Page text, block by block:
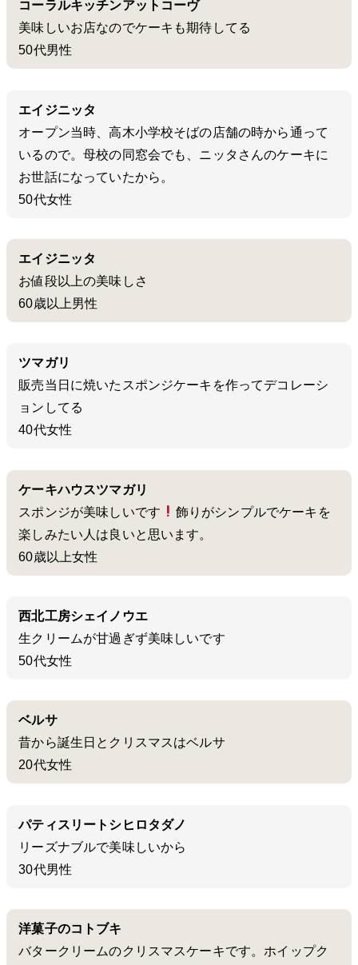
コーラルキッチンアットコーヴ
美味しいお店なのでケーキも期待してる
50代男性
エイジニッタ
オープン当時、高木小学校そばの店舗の時から通って
いるので。母校の同窓会でも、ニッタさんのケーキに
お世話になっていたから。
50代女性
エイジニッタ
お値段以上の美味しさ
60歳以上男性
ツマガリ
販売当日に焼いたスポンジケーキを作ってデコレーシ
ョンしてる
40代女性
ケーキハウスツマガリ
スポンジが美味しいです
飾りがシンプルでケーキを
楽しみたい人は良いと思います。
60歳以上女性
西北工房シェイノウエ
生クリームが甘過ぎず美味しいです
50代女性
ベルサ
昔から誕生日とクリスマスはベルサ
20代女性
パティスリートシヒロタダノ
リーズナブルで美味しいから
30代男性
洋菓子のコトブキ
バタークリームのクリスマスケーキです。ホイップク